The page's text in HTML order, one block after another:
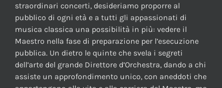
straordinari concerti, desideriamo proporre al
pubblico di ogni età e a tutti gli appassionati di
musica classica una possibilità in più: vedere il
Maestro nella fase di preparazione per l’esecuzione
pubblica. Un dietro le quinte che svela i segreti
dell’arte del grande Direttore d’Orchestra, dando a chi
assiste un approfondimento unico, con aneddoti che